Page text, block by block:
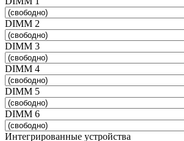
DIMM 2
DIMM 3
DIMM 4
DIMM 5
DIMM 6
Интегрированные устройства